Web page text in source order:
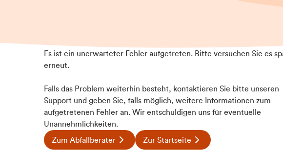
Es ist ein unerwarteter Fehler aufgetreten. Bitte versuchen Sie es
erneut.
Falls das Problem weiterhin besteht, kontaktieren Sie bitte unseren
Support und geben Sie, falls möglich, weitere Informationen zum
aufgetretenen Fehler an. Wir entschuldigen uns für eventuelle
Unannehmlichkeiten.
Zum Abfallberater Zur Startseite